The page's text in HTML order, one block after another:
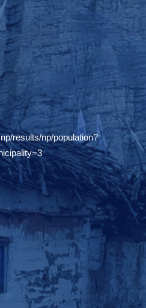
results/np/population?